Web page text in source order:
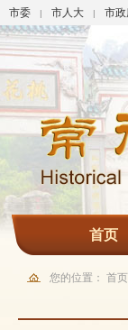
市委 | 市人大 | 市
首页
您的位置： 首页